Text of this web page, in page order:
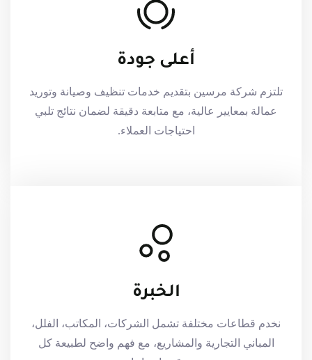
أعلى جودة
تلتزم شركة مرسين بتقديم خدمات تنظيف وصيانة وتوريد
عمالة بمعايير عالية، مع متابعة دقيقة لضمان نتائج تلبي
احتياجات العملاء.
الخبرة
نخدم قطاعات مختلفة تشمل الشركات، المكاتب، الفلل،
المباني التجارية والمشاريع، مع فهم واضح لطبيعة كل